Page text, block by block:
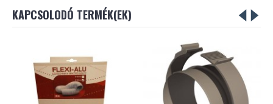
KAPCSOLODÓ TERMÉK(EK)